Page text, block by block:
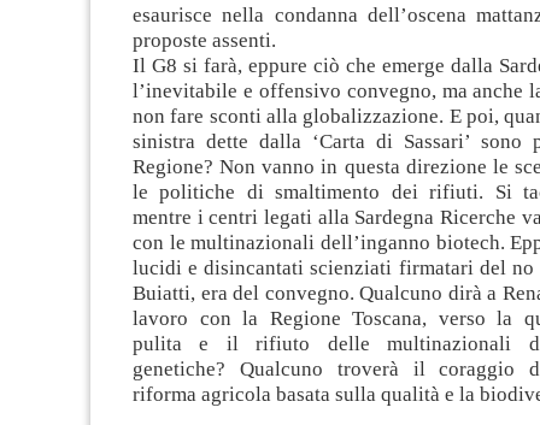
esaurisce nella condanna dell’oscena
proposte assenti.
Il G8 si farà, eppure ciò che emerge dalla
l’inevitabile e offensivo convegno, ma anche
non fare sconti alla globalizzazione. E poi,
sinistra dette dalla ‘Carta di Sassari’ sono
Regione? Non vanno in questa direzione le
le politiche di smaltimento dei rifiuti. Si
mentre i centri legati alla Sardegna Ricerche
con le multinazionali dell’inganno biotech.
lucidi e disincantati scienziati firmatari del no
Buiatti, era del convegno. Qualcuno dirà a
lavoro con la Regione Toscana, verso la
pulita e il rifiuto delle multinazionali
genetiche? Qualcuno troverà il coraggio
riforma agricola basata sulla qualità e la